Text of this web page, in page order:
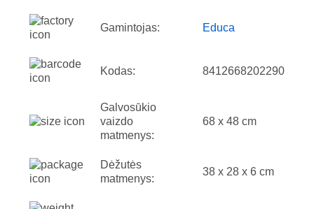
Gamintojas: Educa
Kodas: 8412668202290
Galvosūkio
vaizdo
matmenys:
68 x 48 cm
Dėžutės
matmenys:
38 x 28 x 6 cm